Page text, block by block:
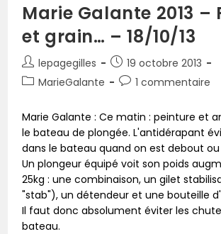
Marie Galante 2013 –
et grain… – 18/10/13
lepagegilles
19 octobre 2013
MarieGalante
1 commentaire
Marie Galante : Ce matin : peinture et
le bateau de plongée. L'antidérapant
dans le bateau quand on est debout
Un plongeur équipé voit son poids
25kg : une combinaison, un gilet
"stab"), un détendeur et une bouteille
Il faut donc absolument éviter les
bateau.